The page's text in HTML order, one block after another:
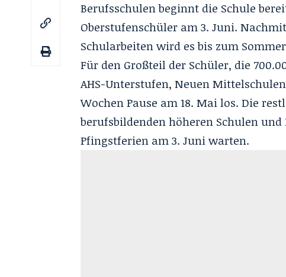
Berufsschulen beginnt die Schule
Oberstufenschüler am 3. Juni.
Schularbeiten wird es bis zum
Für den Großteil der Schüler, die
AHS-Unterstufen, Neuen
Wochen Pause am 18. Mai los. Die
berufsbildenden höheren Schulen
Pfingstferien am 3. Juni warten.